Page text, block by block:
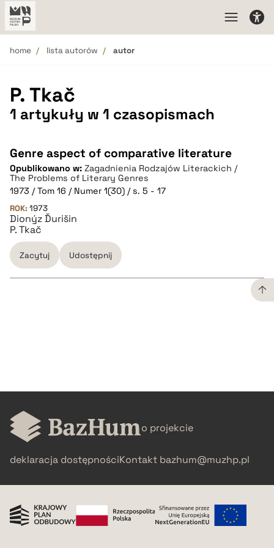
home lista autorów autor
P. Tkač
1 artykuły w 1 czasopismach
Genre aspect of comparative literature
Opublikowano w: Zagadnienia Rodzajów Literackich /
The Problems of Literary Genres
1973 / Tom 16 / Numer 1(30) / s. 5 - 17
ROK: 1973
Dionýz Ďurišin
P. Tkač
Zacytuj Udostępnij
BIBTEX
pobierz cytat o projekcie
deklaracja dostępnościKontakt bazhum@muzhp.pl